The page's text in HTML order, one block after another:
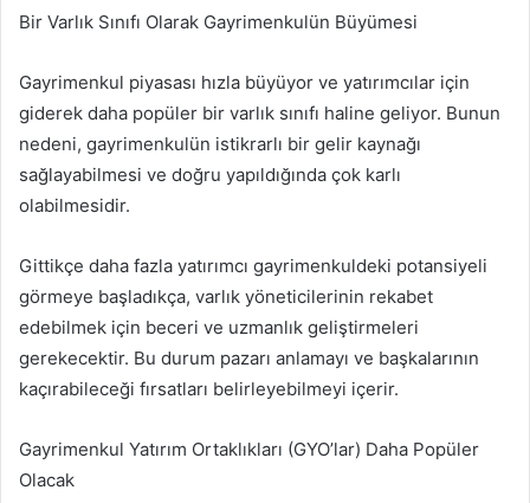
Bir Varlık Sınıfı Olarak Gayrimenkulün Büyümesi
Gayrimenkul piyasası hızla büyüyor ve yatırımcılar için
giderek daha popüler bir varlık sınıfı haline geliyor. Bunun
nedeni, gayrimenkulün istikrarlı bir gelir kaynağı
sağlayabilmesi ve doğru yapıldığında çok karlı
olabilmesidir.
Gittikçe daha fazla yatırımcı gayrimenkuldeki potansiyeli
görmeye başladıkça, varlık yöneticilerinin rekabet
edebilmek için beceri ve uzmanlık geliştirmeleri
gerekecektir. Bu durum pazarı anlamayı ve başkalarının
kaçırabileceği fırsatları belirleyebilmeyi içerir.
Gayrimenkul Yatırım Ortaklıkları (GYO’lar) Daha Popüler
Olacak